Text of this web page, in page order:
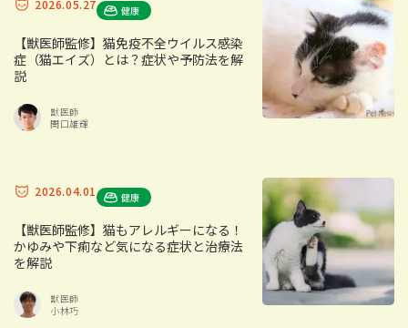
2026.05.27 健康
【獣医師監修】猫免疫不全ウイルス感染
症（猫エイズ）とは？症状や予防法を解
説
獣医師
関口雄輝
2026.04.01 健康
【獣医師監修】猫もアレルギーになる！
かゆみや下痢など気になる症状と治療法
を解説
獣医師
小林巧